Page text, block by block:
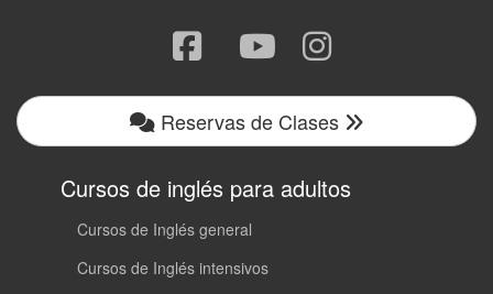
Reservas de Clases
Cursos de inglés para adultos
Cursos de Inglés general
Cursos de Inglés intensivos